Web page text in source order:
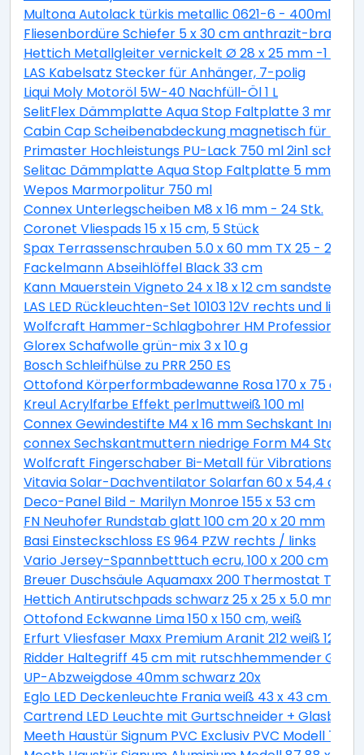
Multona Autolack türkis metallic 0621-6 - 400ml
Fliesenbordüre Schiefer 5 x 30 cm anthrazit-braun
Hettich Metallgleiter vernickelt Ø 28 x 25 mm -1
LAS Kabelsatz Stecker für Anhänger, 7-polig
Liqui Moly Motoröl 5W-40 Nachfüll-Öl 1 L
SelitFlex Dämmplatte Aqua Stop Faltplatte 3 mm
Cabin Cap Scheibenabdeckung magnetisch für
Primaster Hochleistungs PU-Lack 750 ml 2in1
Selitac Dämmplatte Aqua Stop Faltplatte 5 mm
Wepos Marmorpolitur 750 ml
Connex Unterlegscheiben M8 x 16 mm - 24 Stk.
Coronet Vliespads 15 x 15 cm, 5 Stück
Spax Terrassenschrauben 5.0 x 60 mm TX 25 - 200
Fackelmann Abseihlöffel Black 33 cm
Kann Mauerstein Vigneto 24 x 18 x 12 cm
LAS LED Rückleuchten-Set 10103 12V rechts und links
Wolfcraft Hammer-Schlagbohrer HM Professional
Glorex Schafwolle grün-mix 3 x 10 g
Bosch Schleifhülse zu PRR 250 ES
Ottofond Körperformbadewanne Rosa 170 x 75 cm,
Kreul Acrylfarbe Effekt perlmuttweiß 100 ml
Connex Gewindestifte M4 x 16 mm Sechskant Innen
connex Sechskantmuttern niedrige Form M4 Stahl
Wolfcraft Fingerschaber Bi-Metall für
Vitavia Solar-Dachventilator Solarfan 60 x 54,4 cm
Deco-Panel Bild - Marilyn Monroe 155 x 53 cm
FN Neuhofer Rundstab glatt 100 cm 20 x 20 mm
Basi Einsteckschloss ES 964 PZW rechts / links
Vario Jersey-Spannbetttuch ecru, 100 x 200 cm
Breuer Duschsäule Aquamaxx 200 Thermostat
Hettich Antirutschpads schwarz 25 x 25 x 5.0 mm -
Ottofond Eckwanne Lima 150 x 150 cm, weiß
Erfurt Vliesfaser Maxx Premium Aranit 212 weiß 12,5 x
Ridder Haltegriff 45 cm mit rutschhemmender
UP-Abzweigdose 40mm schwarz 20x
Eglo LED Deckenleuchte Frania weiß 43 x 43 cm
Cartrend LED Leuchte mit Gurtschneider +
Meeth Haustür Signum PVC Exclusiv PVC Modell 70